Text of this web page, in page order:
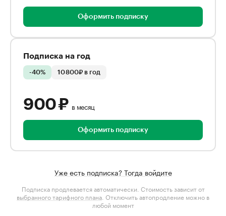
Оформить подписку
Подписка на год
-40% 10 800₽ в год
900 ₽ в месяц
Оформить подписку
Уже есть подписка? Тогда войдите
Подписка продлевается автоматически. Стоимость зависит от
выбранного тарифного плана . Отключить автопродление можно в
любой момент